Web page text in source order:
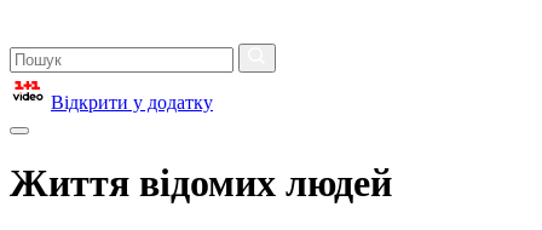
Відкрити у додатку
Життя відомих людей